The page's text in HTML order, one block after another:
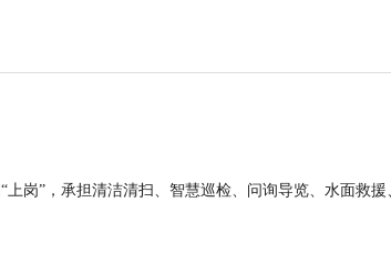
岗”，承担清洁清扫、智慧巡检、问询导览、水面救援